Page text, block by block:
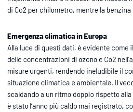
di Co2 per chilometro, mentre la benzina
Emergenza climatica in Europa
Alla luce di questi dati, è evidente come
delle concentrazioni di ozono e Co2
misure urgenti, rendendo ineludibile il
situazione climatica e ambientale. Il
scaldando a un ritmo doppio rispetto
è stato l’anno più caldo mai registrato,